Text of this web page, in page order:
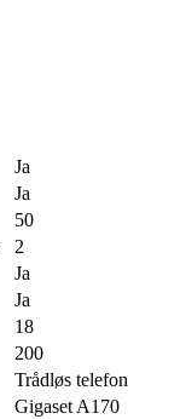
Ja
Ja
50
2
Ja
Ja
18
200
Trådløs telefon
Gigaset A170